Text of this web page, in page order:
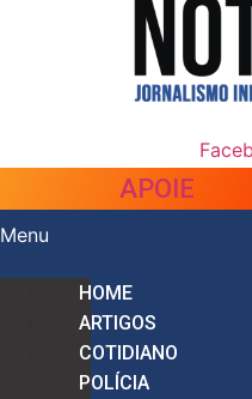
APOIE
Menu
HOME
ARTIGOS
COTIDIANO
POLÍCIA